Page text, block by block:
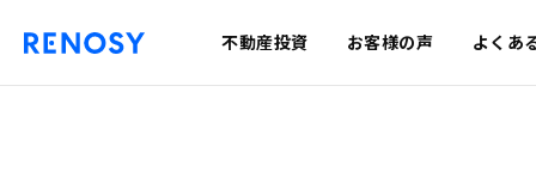
不動産投資 お客様の声 よくあ